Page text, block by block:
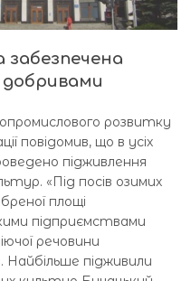
забезпечена
розвитку
повідомив, що в усіх
підживлення
«Під посів озимих
площі
підприємствами
речовини
Найбільше підживили